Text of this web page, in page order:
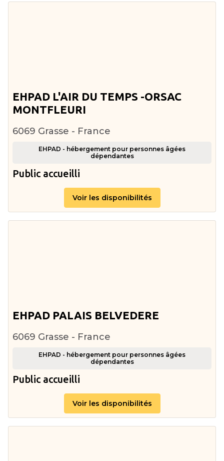
EHPAD L'AIR DU TEMPS -ORSAC
MONTFLEURI
6069 Grasse - France
EHPAD - hébergement pour personnes âgées
dépendantes
Public accueilli
Voir les disponibilités
EHPAD PALAIS BELVEDERE
6069 Grasse - France
EHPAD - hébergement pour personnes âgées
dépendantes
Public accueilli
Voir les disponibilités